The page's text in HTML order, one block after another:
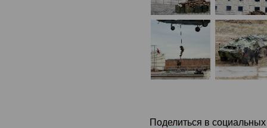
Поделиться в социальных